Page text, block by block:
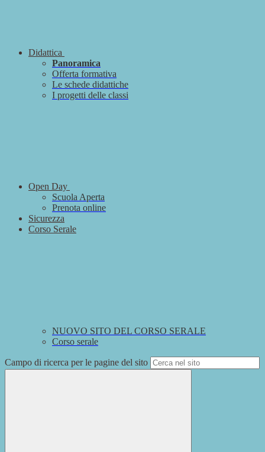
Didattica
Panoramica
Offerta formativa
Le schede didattiche
I progetti delle classi
Open Day
Scuola Aperta
Prenota online
Sicurezza
Corso Serale
NUOVO SITO DEL CORSO SERALE
Corso serale
Campo di ricerca per le pagine del sito